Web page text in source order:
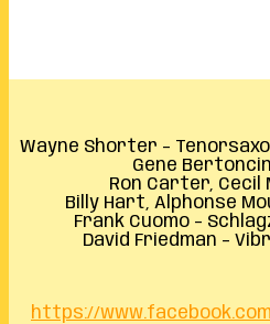
Wayne Shorter –
Gene
Ron Carter, Cecil
Billy Hart, Alphonse
Frank Cuomo –
David Friedman –
https://